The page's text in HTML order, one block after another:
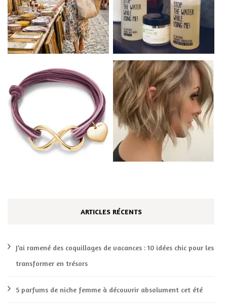
ARTICLES RÉCENTS
J’ai ramené des coquillages de vacances : 10 idées chic pour les
transformer en trésors
5 parfums de niche femme à découvrir absolument cet été